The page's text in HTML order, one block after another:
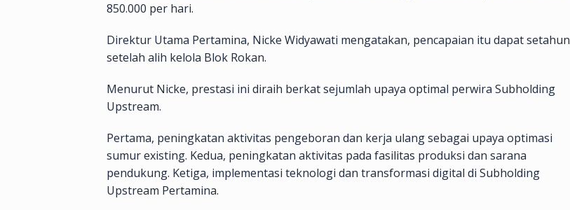
850.000 per hari.
Direktur Utama Pertamina, Nicke Widyawati mengatakan, pencapaian itu dapat setahun
setelah alih kelola Blok Rokan.
Menurut Nicke, prestasi ini diraih berkat sejumlah upaya optimal perwira Subholding
Upstream.
Pertama, peningkatan aktivitas pengeboran dan kerja ulang sebagai upaya optimasi
sumur existing. Kedua, peningkatan aktivitas pada fasilitas produksi dan sarana
pendukung. Ketiga, implementasi teknologi dan transformasi digital di Subholding
Upstream Pertamina.